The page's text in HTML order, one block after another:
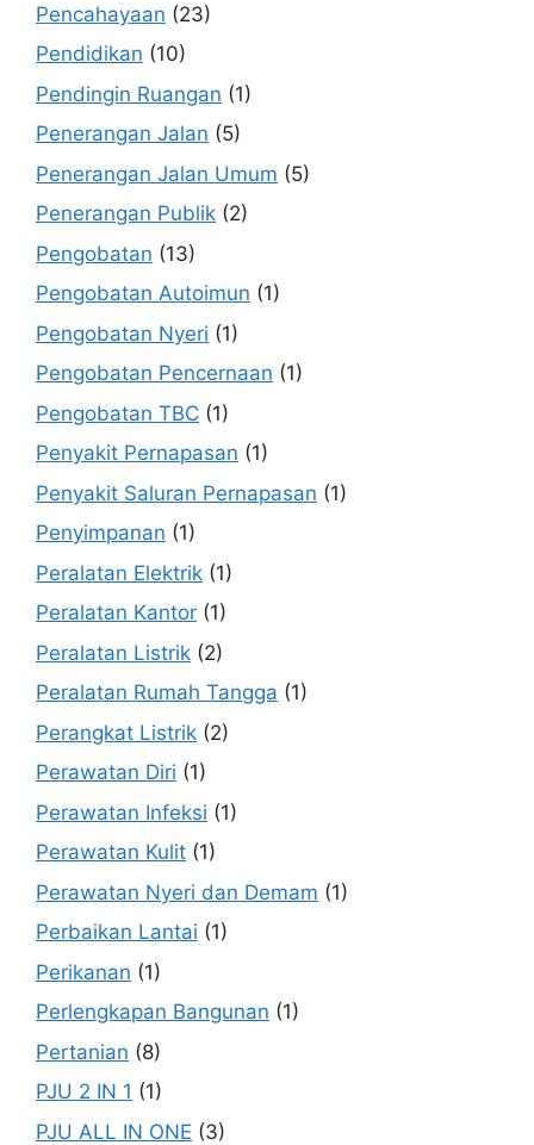
Pencahayaan (23)
Pendidikan (10)
Pendingin Ruangan (1)
Penerangan Jalan (5)
Penerangan Jalan Umum (5)
Penerangan Publik (2)
Pengobatan (13)
Pengobatan Autoimun (1)
Pengobatan Nyeri (1)
Pengobatan Pencernaan (1)
Pengobatan TBC (1)
Penyakit Pernapasan (1)
Penyakit Saluran Pernapasan (1)
Penyimpanan (1)
Peralatan Elektrik (1)
Peralatan Kantor (1)
Peralatan Listrik (2)
Peralatan Rumah Tangga (1)
Perangkat Listrik (2)
Perawatan Diri (1)
Perawatan Infeksi (1)
Perawatan Kulit (1)
Perawatan Nyeri dan Demam (1)
Perbaikan Lantai (1)
Perikanan (1)
Perlengkapan Bangunan (1)
Pertanian (8)
PJU 2 IN 1 (1)
PJU ALL IN ONE (3)